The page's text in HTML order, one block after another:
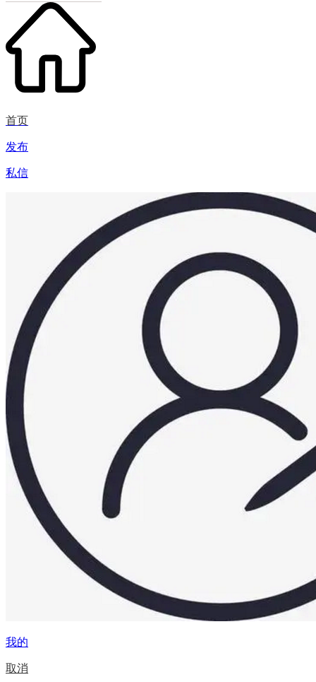
首页
发布
私信
我的
取消